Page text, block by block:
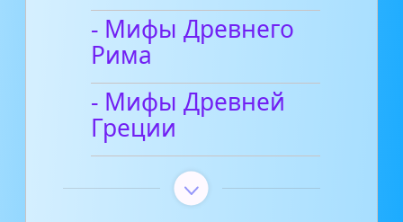
- Мифы Древнего
Рима
- Мифы Древней
Греции